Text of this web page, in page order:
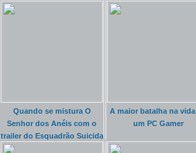
Quando se mistura O
Senhor dos Anéis com o
trailer do Esquadrão Suicida
A maior batalha na
um PC Gamer